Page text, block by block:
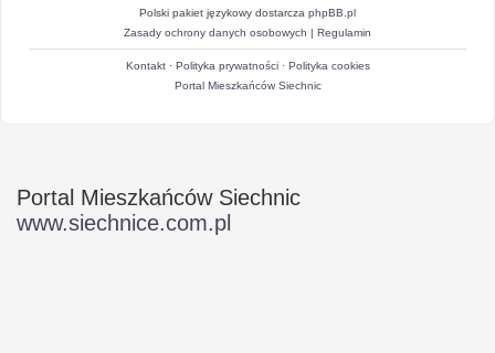
Polski pakiet językowy dostarcza phpBB.pl
Zasady ochrony danych osobowych | Regulamin
Kontakt· Polityka prywatności· Polityka cookies
Portal Mieszkańców Siechnic
Portal Mieszkańców Siechnic
www.siechnice.com.pl